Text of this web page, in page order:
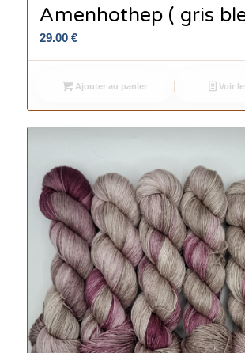
Amenhothep ( gris
29.00 €
Ajouter au panier Voir